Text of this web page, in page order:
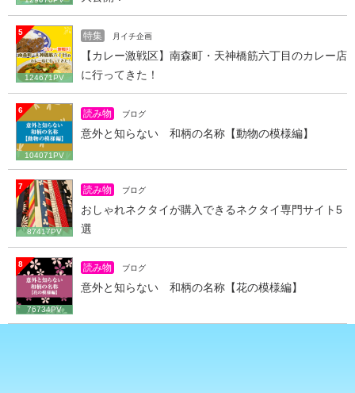
5
124671PV
特集 月イチ企画
【カレー激戦区】南森町・天神橋筋六丁目のカレー店
に行ってきた！
6
104071PV
読み物 ブログ
意外と知らない 和柄の名称【動物の模様編】
7
87417PV
読み物 ブログ
おしゃれネクタイが購入できるネクタイ専門サイト5
選
8
76734PV
読み物 ブログ
意外と知らない 和柄の名称【花の模様編】